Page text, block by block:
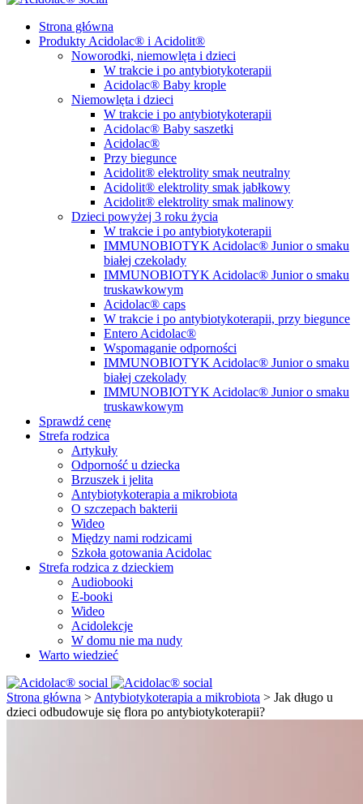
Strona główna
Produkty Acidolac® i Acidolit®
Noworodki, niemowlęta i dzieci
W trakcie i po antybiotykoterapii
Acidolac® Baby krople
Niemowlęta i dzieci
W trakcie i po antybiotykoterapii
Acidolac® Baby saszetki
Acidolac®
Przy biegunce
Acidolit® elektrolity smak neutralny
Acidolit® elektrolity smak jabłkowy
Acidolit® elektrolity smak malinowy
Dzieci powyżej 3 roku życia
W trakcie i po antybiotykoterapii
IMMUNOBIOTYK Acidolac® Junior o smaku
białej czekolady
IMMUNOBIOTYK Acidolac® Junior o smaku
truskawkowym
Acidolac® caps
W trakcie i po antybiotykoterapii, przy biegunce
Entero Acidolac®
Wspomaganie odporności
IMMUNOBIOTYK Acidolac® Junior o smaku
białej czekolady
IMMUNOBIOTYK Acidolac® Junior o smaku
truskawkowym
Sprawdź cenę
Strefa rodzica
Artykuły
Odporność u dziecka
Brzuszek i jelita
Antybiotykoterapia a mikrobiota
O szczepach bakterii
Wideo
Między nami rodzicami
Szkoła gotowania Acidolac
Strefa rodzica z dzieckiem
Audiobooki
E-booki
Wideo
Acidolekcje
W domu nie ma nudy
Warto wiedzieć
Strona główna > Antybiotykoterapia a mikrobiota > Jak długo u
dzieci odbudowuje się flora po antybiotykoterapii?